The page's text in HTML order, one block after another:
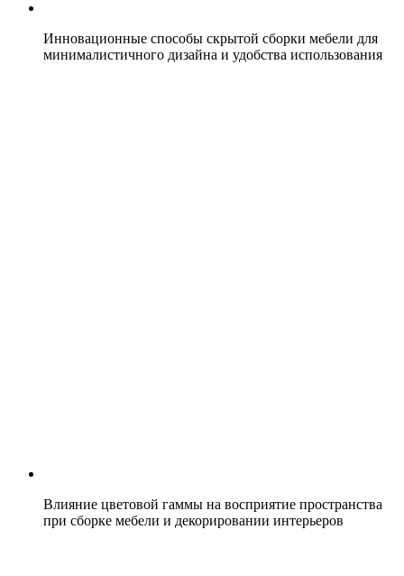
Инновационные способы скрытой сборки мебели для
минималистичного дизайна и удобства использования
Влияние цветовой гаммы на восприятие пространства
при сборке мебели и декорировании интерьеров